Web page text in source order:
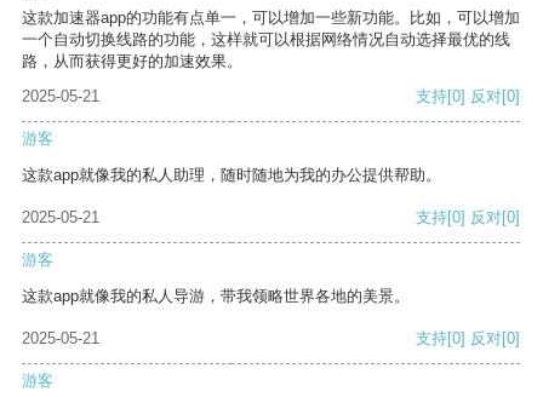
这款加速器app的功能有点单一，可以增加一些新功能。比如，可以增加
一个自动切换线路的功能，这样就可以根据网络情况自动选择最优的线
路，从而获得更好的加速效果。
2025-05-21
支持[0] 反对[0]
游客
这款app就像我的私人助理，随时随地为我的办公提供帮助。
2025-05-21 支持[0] 反对[0]
游客
这款app就像我的私人导游，带我领略世界各地的美景。
2025-05-21 支持[0] 反对[0]
游客